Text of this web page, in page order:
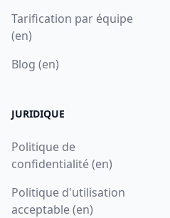
Tarification par équipe
(en)
Blog (en)
JURIDIQUE
Politique de
confidentialité (en)
Politique d'utilisation
acceptable (en)